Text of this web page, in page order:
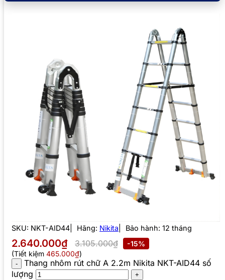
SKU: NKT-AID44 Hãng: Nikita Bảo hành: 12 tháng
2.640.000₫ 3.105.000₫
-15%
(Tiết kiệm 465.000₫)
Thang nhôm rút chữ A 2.2m Nikita NKT-AID44 số
lượng